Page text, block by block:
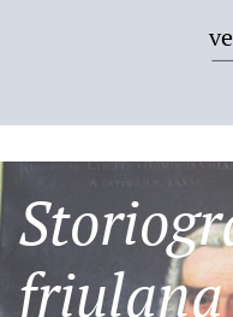
friulana